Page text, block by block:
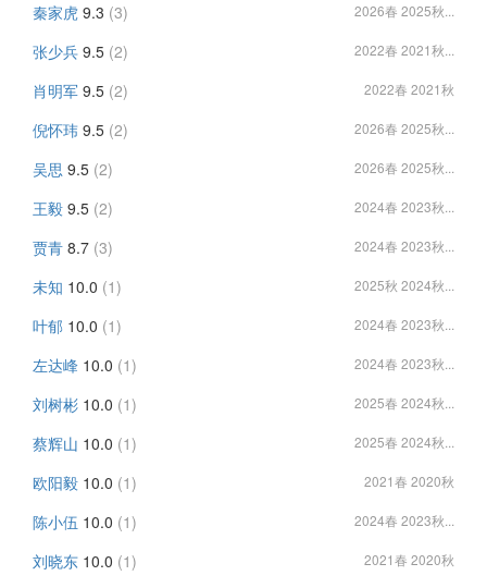
秦家虎 9.3 (3) 2026春 2025秋...
张少兵 9.5 (2) 2022春 2021秋...
肖明军 9.5 (2) 2022春 2021秋
倪怀玮 9.5 (2) 2026春 2025秋...
吴思 9.5 (2) 2026春 2025秋...
王毅 9.5 (2) 2024春 2023秋...
贾青 8.7 (3) 2024春 2023秋...
未知 10.0 (1) 2025秋 2024秋...
叶郁 10.0 (1) 2024春 2023秋...
左达峰 10.0 (1) 2024春 2023秋...
刘树彬 10.0 (1) 2025春 2024秋...
蔡辉山 10.0 (1) 2025春 2024秋...
欧阳毅 10.0 (1) 2021春 2020秋
陈小伍 10.0 (1) 2024春 2023秋...
刘晓东 10.0 (1) 2021春 2020秋